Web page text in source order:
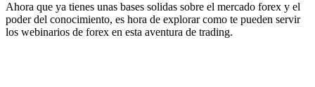
Ahora que ya tienes unas bases solidas sobre el mercado forex y el
poder del conocimiento, es hora de explorar como te pueden servir
los webinarios de forex en esta aventura de trading.